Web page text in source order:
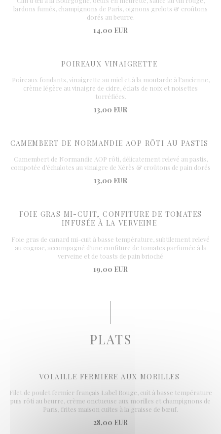
lardons fumés, champignons de Paris, oignons grelots & croûtons
dorés au beurre.
14,00 EUR
POIREAUX VINAIGRETTE
Poireaux fondants, vinaigrette au miel et à la moutarde à l’ancienne,
crème légère au vinaigre de cidre, éclats de noix et noisettes
torréfiées.
13,00 EUR
CAMEMBERT DE NORMANDIE AOP RÔTI AU PASTIS
Camembert de Normandie AOP rôti, délicatement relevé au pastis,
compotée d’échalotes au vinaigre de Xérès & croûtons de pain dorés
13,00 EUR
FOIE GRAS MI-CUIT, CONFITURE DE TOMATES
INFUSÉE À LA VERVEINE
Foie gras de canard mi-cuit à basse température, subtilement relevé
au cognac, accompagné d’une confiture de tomates parfumée à la
verveine et de toasts de pain brioché
19,00 EUR
PLATS
VOLAILLE FERMIERE AUX MORILLES
Filet de poulet fermier français Label Rouge, cuit à basse température
puis rôti au beurre, crème onctueuse aux morilles et champignons de
Paris, frites maison cuites à la graisse de bœuf.
28,00 EUR